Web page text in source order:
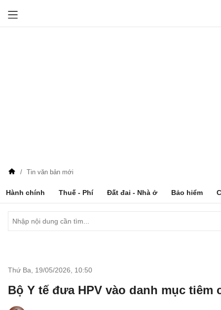
Tin văn bản mới
Hành chính Thuế - Phí Đất đai - Nhà ở Bảo hiểm
Thứ Ba, 19/05/2026 10:50
Bộ Y tế đưa HPV vào danh mục tiêm